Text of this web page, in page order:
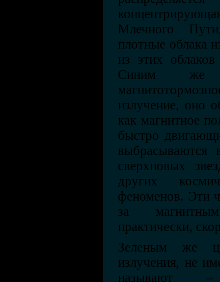
Млечного
плотные облака
из этих
Синим же
излучение, оно
как магнитное
быстро
выбрасываются
сверхновых
других
феноменов. Эти
за
практически,
Зеленым же
излучения, не
называют –